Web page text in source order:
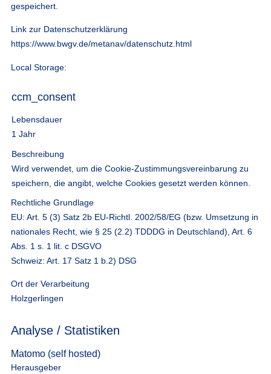
gespeichert.
Link zur Datenschutzerklärung
https://www.bwgv.de/metanav/datenschutz.html
Local Storage:
ccm_consent
Lebensdauer
1 Jahr
Beschreibung
Wird verwendet, um die Cookie-Zustimmungsvereinbarung zu
speichern, die angibt, welche Cookies gesetzt werden können.
Rechtliche Grundlage
EU: Art. 5 (3) Satz 2b EU-Richtl. 2002/58/EG (bzw. Umsetzung in
nationales Recht, wie § 25 (2.2) TDDDG in Deutschland), Art. 6
Abs. 1 s. 1 lit. c DSGVO
Schweiz: Art. 17 Satz 1 b.2) DSG
Ort der Verarbeitung
Holzgerlingen
Analyse / Statistiken
Matomo (self hosted)
Herausgeber